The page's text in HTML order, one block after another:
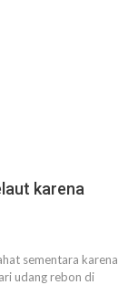
karena
sementara karena
udang rebon di